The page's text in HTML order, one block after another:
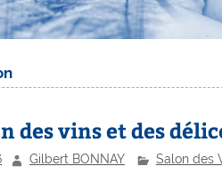
des vins et des
Gilbert BONNAY Salon des